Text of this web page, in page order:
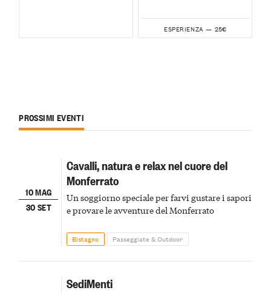
ESPERIENZA — 25€
PROSSIMI EVENTI
10 MAG
30 SET
Cavalli, natura e relax nel cuore del
Monferrato
Un soggiorno speciale per farvi gustare i sapori
e provare le avventure del Monferrato
Bistagno Passeggiate & Outdoor
SediMenti